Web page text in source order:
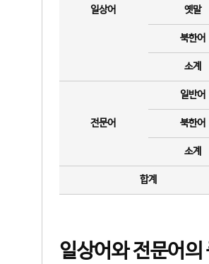
일상어 옛말
북한어
소계
전문어
일반어
북한어
소계
합계
일상어와 전문어의